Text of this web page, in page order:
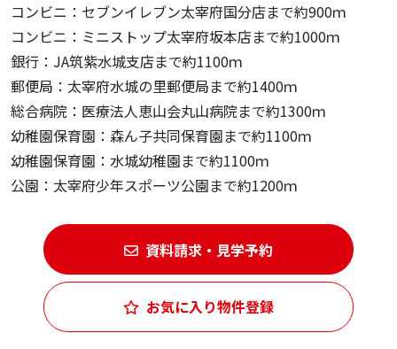
コンビニ：セブンイレブン太宰府国分店まで約900ｍ
コンビニ：ミニストップ太宰府坂本店まで約1000ｍ
銀行：JA筑紫水城支店まで約1100ｍ
郵便局：太宰府水城の里郵便局まで約1400ｍ
総合病院：医療法人恵山会丸山病院まで約1300ｍ
幼稚園保育園：森ん子共同保育園まで約1100ｍ
幼稚園保育園：水城幼稚園まで約1100ｍ
公園：太宰府少年スポーツ公園まで約1200ｍ
資料請求・見学予約
お気に入り物件登録